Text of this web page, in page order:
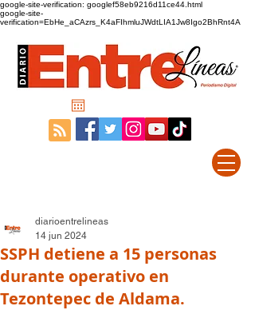
google-site-verification: googlef58eb9216d11ce44.html
google-site-
verification=EbHe_aCAzrs_K4aFIhmluJWdtLIA1Jw8Igo2BhRnt4A
SSPH detiene a 15 personas
durante operativo en
Tezontepec de Aldama.
diarioentrelineas
14 jun 2024